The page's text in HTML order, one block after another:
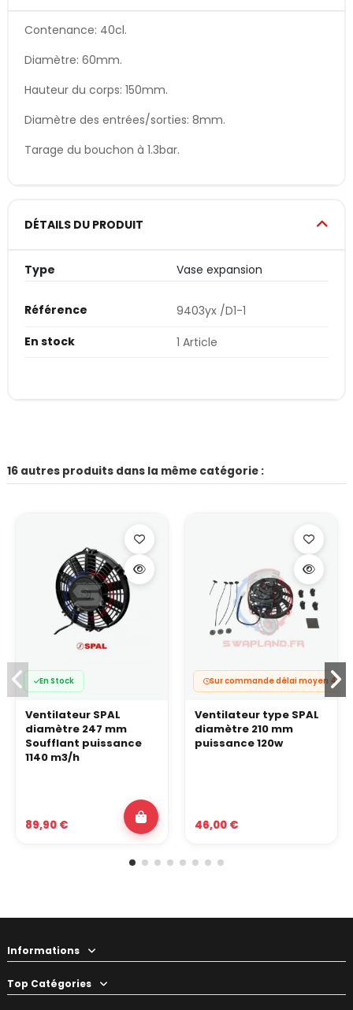
Contenance: 40cl.
Diamètre: 60mm.
Hauteur du corps: 150mm.
Diamètre des entrées/sorties: 8mm.
Tarage du bouchon à 1.3bar.
DÉTAILS DU PRODUIT
Type Vase expansion
Référence
9403yx /D1-1
En stock
1 Article
16 autres produits dans la même catégorie :
En Stock
Ventilateur SPAL
diamètre 247 mm
Soufflant puissance
1140 m3/h
89,90 €
Sur commande délai moyen 4 à 6
Ventilateur type SPAL
diamètre 210 mm
puissance 120w
46,00 €
Informations
Top Catégories